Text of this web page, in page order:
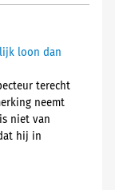
loon dan
terecht
neemt
niet van
hij in